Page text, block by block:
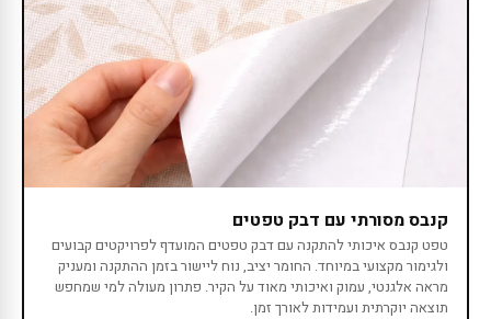
קנבס מסורתי עם דבק טפטים
טפט קנבס איכותי להתקנה עם דבק טפטים המועדף לפרויקטים קבועים
ולגימור מקצועי במיוחד. החומר יציב, נוח ליישור בזמן ההתקנה ומעניק
מראה אלגנטי, עמוק ואיכותי מאוד על הקיר. פתרון מעולה למי שמחפש
תוצאה יוקרתית ועמידות לאורך זמן.